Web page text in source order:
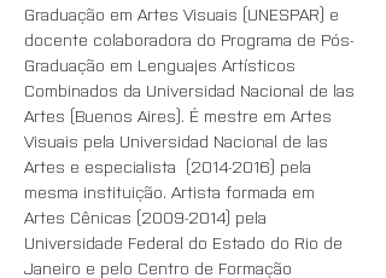
Graduação em Artes Visuais (UNESPAR) e
docente colaboradora do Programa de Pós-
Graduação em Lenguajes Artísticos
Combinados da Universidad Nacional de las
Artes (Buenos Aires). É mestre em Artes
Visuais pela Universidad Nacional de las
Artes e especialista  (2014-2016) pela
mesma instituição. Artista formada em
Artes Cênicas (2009-2014) pela
Universidade Federal do Estado do Rio de
Janeiro e pelo Centro de Formação